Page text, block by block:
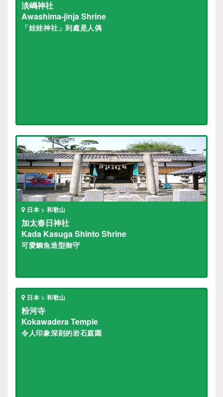
淡嶋神社
Awashima-jinja Shrine
「娃娃神社」到處是人偶
日本 > 和歌山
加太春日神社
Kada Kasuga Shinto Shrine
可愛鯛魚造型御守
日本 > 和歌山
粉河寺
Kokawadera Temple
令人印象深刻的岩石庭園